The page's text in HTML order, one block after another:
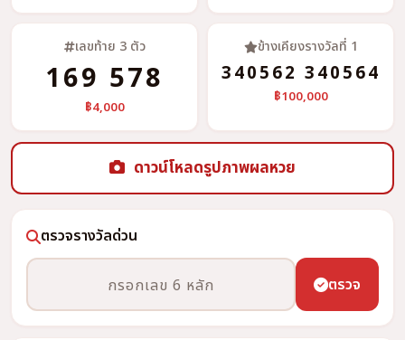
เลขท้าย 3 ตัว
169 578
฿4,000
ข้างเคียงรางวัลที่ 1
340562 340564
฿100,000
ดาวน์โหลดรูปภาพผลหวย
ตรวจรางวัลด่วน
ตรวจ